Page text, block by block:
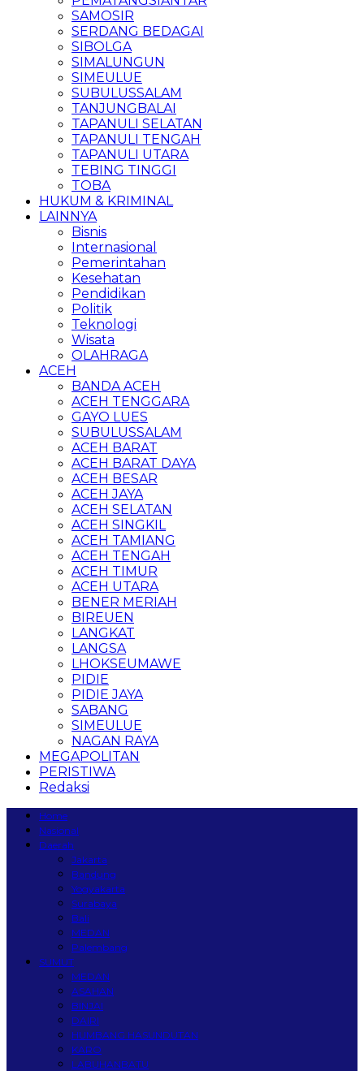
SAMOSIR
SERDANG BEDAGAI
SIBOLGA
SIMALUNGUN
SIMEULUE
SUBULUSSALAM
TANJUNGBALAI
TAPANULI SELATAN
TAPANULI TENGAH
TAPANULI UTARA
TEBING TINGGI
TOBA
HUKUM & KRIMINAL
LAINNYA
Bisnis
Internasional
Pemerintahan
Kesehatan
Pendidikan
Politik
Teknologi
Wisata
OLAHRAGA
ACEH
BANDA ACEH
ACEH TENGGARA
GAYO LUES
SUBULUSSALAM
ACEH BARAT
ACEH BARAT DAYA
ACEH BESAR
ACEH JAYA
ACEH SELATAN
ACEH SINGKIL
ACEH TAMIANG
ACEH TENGAH
ACEH TIMUR
ACEH UTARA
BENER MERIAH
BIREUEN
LANGKAT
LANGSA
LHOKSEUMAWE
PIDIE
PIDIE JAYA
SABANG
SIMEULUE
NAGAN RAYA
MEGAPOLITAN
PERISTIWA
Redaksi
Home
Nasional
Daerah
Jakarta
Bandung
Yogyakarta
Surabaya
Bali
MEDAN
Palembang
SUMUT
MEDAN
ASAHAN
BINJAI
DAIRI
HUMBANG HASUNDUTAN
KARO
LABUHANBATU